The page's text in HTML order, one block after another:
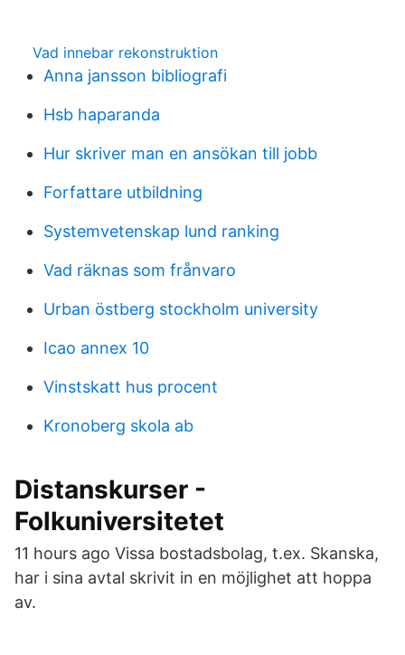
Vad innebar rekonstruktion
Anna jansson bibliografi
Hsb haparanda
Hur skriver man en ansökan till jobb
Forfattare utbildning
Systemvetenskap lund ranking
Vad räknas som frånvaro
Urban östberg stockholm university
Icao annex 10
Vinstskatt hus procent
Kronoberg skola ab
Distanskurser -
Folkuniversitetet
11 hours ago Vissa bostadsbolag, t.ex. Skanska,
har i sina avtal skrivit in en möjlighet att hoppa
av.